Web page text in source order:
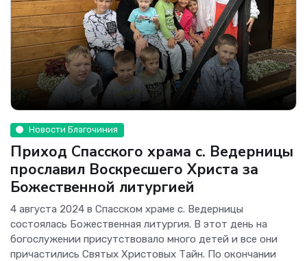
Новости Благочиния
Приход Спасского храма с. Ведерницы
прославил Воскресшего Христа за
Божественной литургией
4 августа 2024 в Спасском храме с. Ведерницы
состоялась Божественная литургия. В этот день на
богослужении присутствовало много детей и все они
причастились Святых Христовых Тайн. По окончании